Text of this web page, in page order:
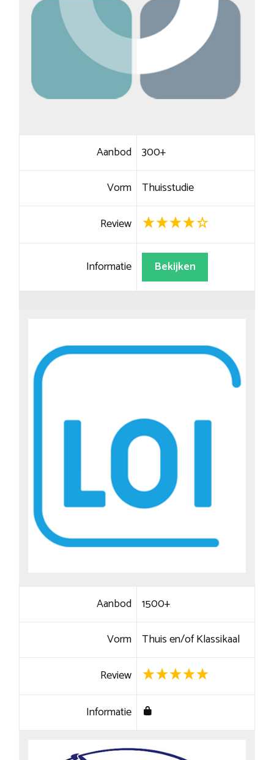
Aanbod 300+
Vorm Thuisstudie
Review
Informatie Bekijken
Aanbod 1500+
Vorm Thuis en/of Klassikaal
Review
Informatie